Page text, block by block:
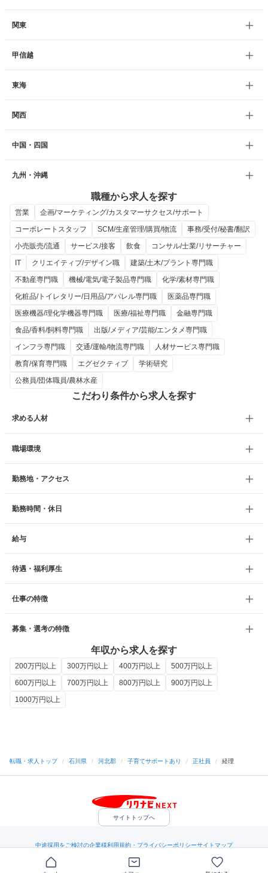
関東
甲信越
東海
関西
中国・四国
九州・沖縄
職種から求人を探す
営業
企画/マーケティング/カスタマーサクセス/サポート
コーポレートスタッフ
SCM/生産管理/購買/物流
事務/受付/秘書/翻訳
小売販売/流通
サービス/接客 飲食
コンサル/士業/リサーチャー
IT
クリエイティブ/デザイン職
建築/土木/プラント専門職
不動産専門職
機械/電気/電子製品専門職
化学/素材専門職
化粧品/トイレタリー/日用品/アパレル専門職
医薬品専門職
医療機器/理化学機器専門職
医療/福祉専門職
金融専門職
食品/香料/飼料専門職
出版/メディア/芸能/エンタメ専門職
インフラ専門職
交通/運輸/物流専門職
人材サービス専門職
教育/保育専門職
エグゼクティブ
学術研究
公務員/団体職員/農林水産
こだわり条件から求人を探す
求める人材
職場環境
勤務地・アクセス
勤務時間・休日
給与
待遇・福利厚生
仕事の特徴
募集・選考の特徴
年収から求人を探す
200万円以上 300万円以上 400万円以上
500万円以上
600万円以上
700万円以上 800万円以上
900万円以上
1000万円以上
転職・求人トップ / 石川県 / 河北郡 / 子育てサポートあり / 正社員 / 経理
サイトトップへ
中途採用をご検討の企業様利用規約・プライバシーポリシーサイトマップ
（C）Indeed Inc.